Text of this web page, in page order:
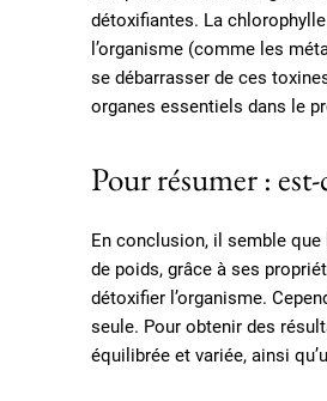
détoxifiantes. La
l’organisme (comme les
se débarrasser de ces
organes essentiels dans le
Pour résumer :
En conclusion, il semble que
de poids, grâce à ses
détoxifier l’organisme.
seule. Pour obtenir des
équilibrée et variée, ainsi